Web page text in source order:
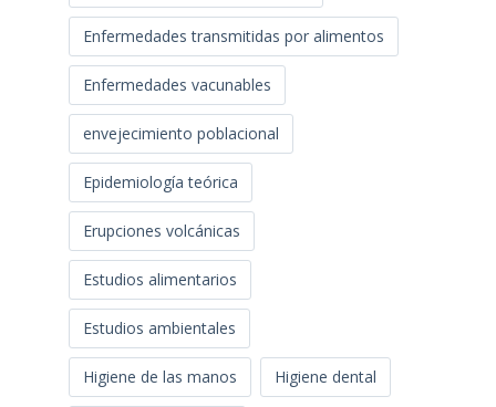
Enfermedades transmitidas por alimentos
Enfermedades vacunables
envejecimiento poblacional
Epidemiología teórica
Erupciones volcánicas
Estudios alimentarios
Estudios ambientales
Higiene de las manos Higiene dental